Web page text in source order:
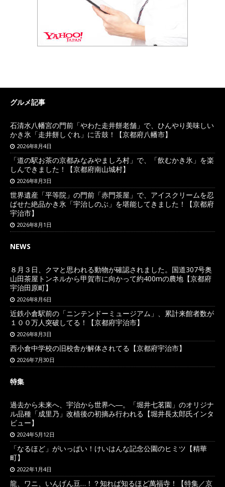
グルメ記事
石清水八幡宮の門前「やわた走井餅老舗」で、ひんやり美味しい
かき氷「走井餅しぐれ」に舌鼓！【京都府八幡市】
2026年8月4日
「道の駅お茶の京都みなみやましろ村」で、「飲むかき氷」を楽
しんできました！【京都府南山城村】
2026年8月3日
世界遺産「平等院」の門前「赤門茶屋」で、アイスクリームを忍
ばせた絶品かき氷「宇治しのぶ」を堪能してきました！【京都府
宇治市】
2026年8月1日
NEWS
８月３日、クマと思われる動物が確認されました。国道307号奥
山田茶屋トンネルから甲賀市に向かって約400mの農地【京都府
宇治田原町】
2026年8月6日
近鉄小倉駅前の「ニンテンドーミュージアム」、累計来館者数が
１００万人突破してる！【京都府宇治市】
2026年8月3日
西小倉中学校の旧校舎が解体されてる【京都府宇治市】
2026年7月30日
特集
過去から未来へ、宇治から世界へ―。「堀井七茗園」のオリジナ
ル品種「成里乃」改植後の初摘み行われる【堀井長太郎氏インタ
ビュー】
2024年5月12日
「なるほど」がいっぱい！けいはんな記念公園のヒミツ【精華
町】
2022年1月4日
龍、ワニ、いんげん豆…！？知れば知るほど萬福寺！【特集／京